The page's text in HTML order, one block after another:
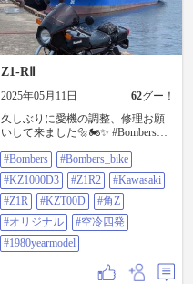
Z1-RⅡ
2025年05月11日 62グー！
久しぶりに愛機の調整、修理お願
いして来ました🔩🏍️✨ #Bombers
#Kawasaki #Z1R #KZT00D #角Z #オ
リジナル #空冷四発 #1980yearmodel
#Bombers
#Bombers_bike
#KZ1000D3
#Z1R2
#Kawasaki
#Z1R
#KZT00D
#角Z
#オリジナル
#空冷四発
#1980yearmodel